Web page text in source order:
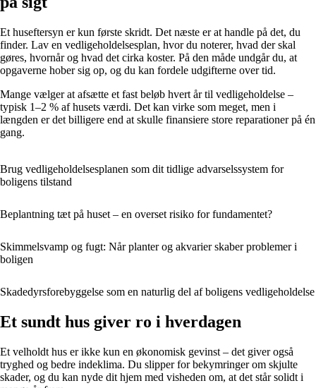
Et huseftersyn er kun første skridt. Det næste er at handle på det, du
finder. Lav en vedligeholdelsesplan, hvor du noterer, hvad der skal
gøres, hvornår og hvad det cirka koster. På den måde undgår du, at
opgaverne hober sig op, og du kan fordele udgifterne over tid.
Mange vælger at afsætte et fast beløb hvert år til vedligeholdelse –
typisk 1–2 % af husets værdi. Det kan virke som meget, men i
længden er det billigere end at skulle finansiere store reparationer på én
gang.
Brug vedligeholdelsesplanen som dit tidlige advarselssystem for
boligens tilstand
Beplantning tæt på huset – en overset risiko for fundamentet?
Skimmelsvamp og fugt: Når planter og akvarier skaber problemer i
boligen
Skadedyrsforebyggelse som en naturlig del af boligens vedligeholdelse
Et sundt hus giver ro i hverdagen
Et velholdt hus er ikke kun en økonomisk gevinst – det giver også
tryghed og bedre indeklima. Du slipper for bekymringer om skjulte
skader, og du kan nyde dit hjem med visheden om, at det står solidt i